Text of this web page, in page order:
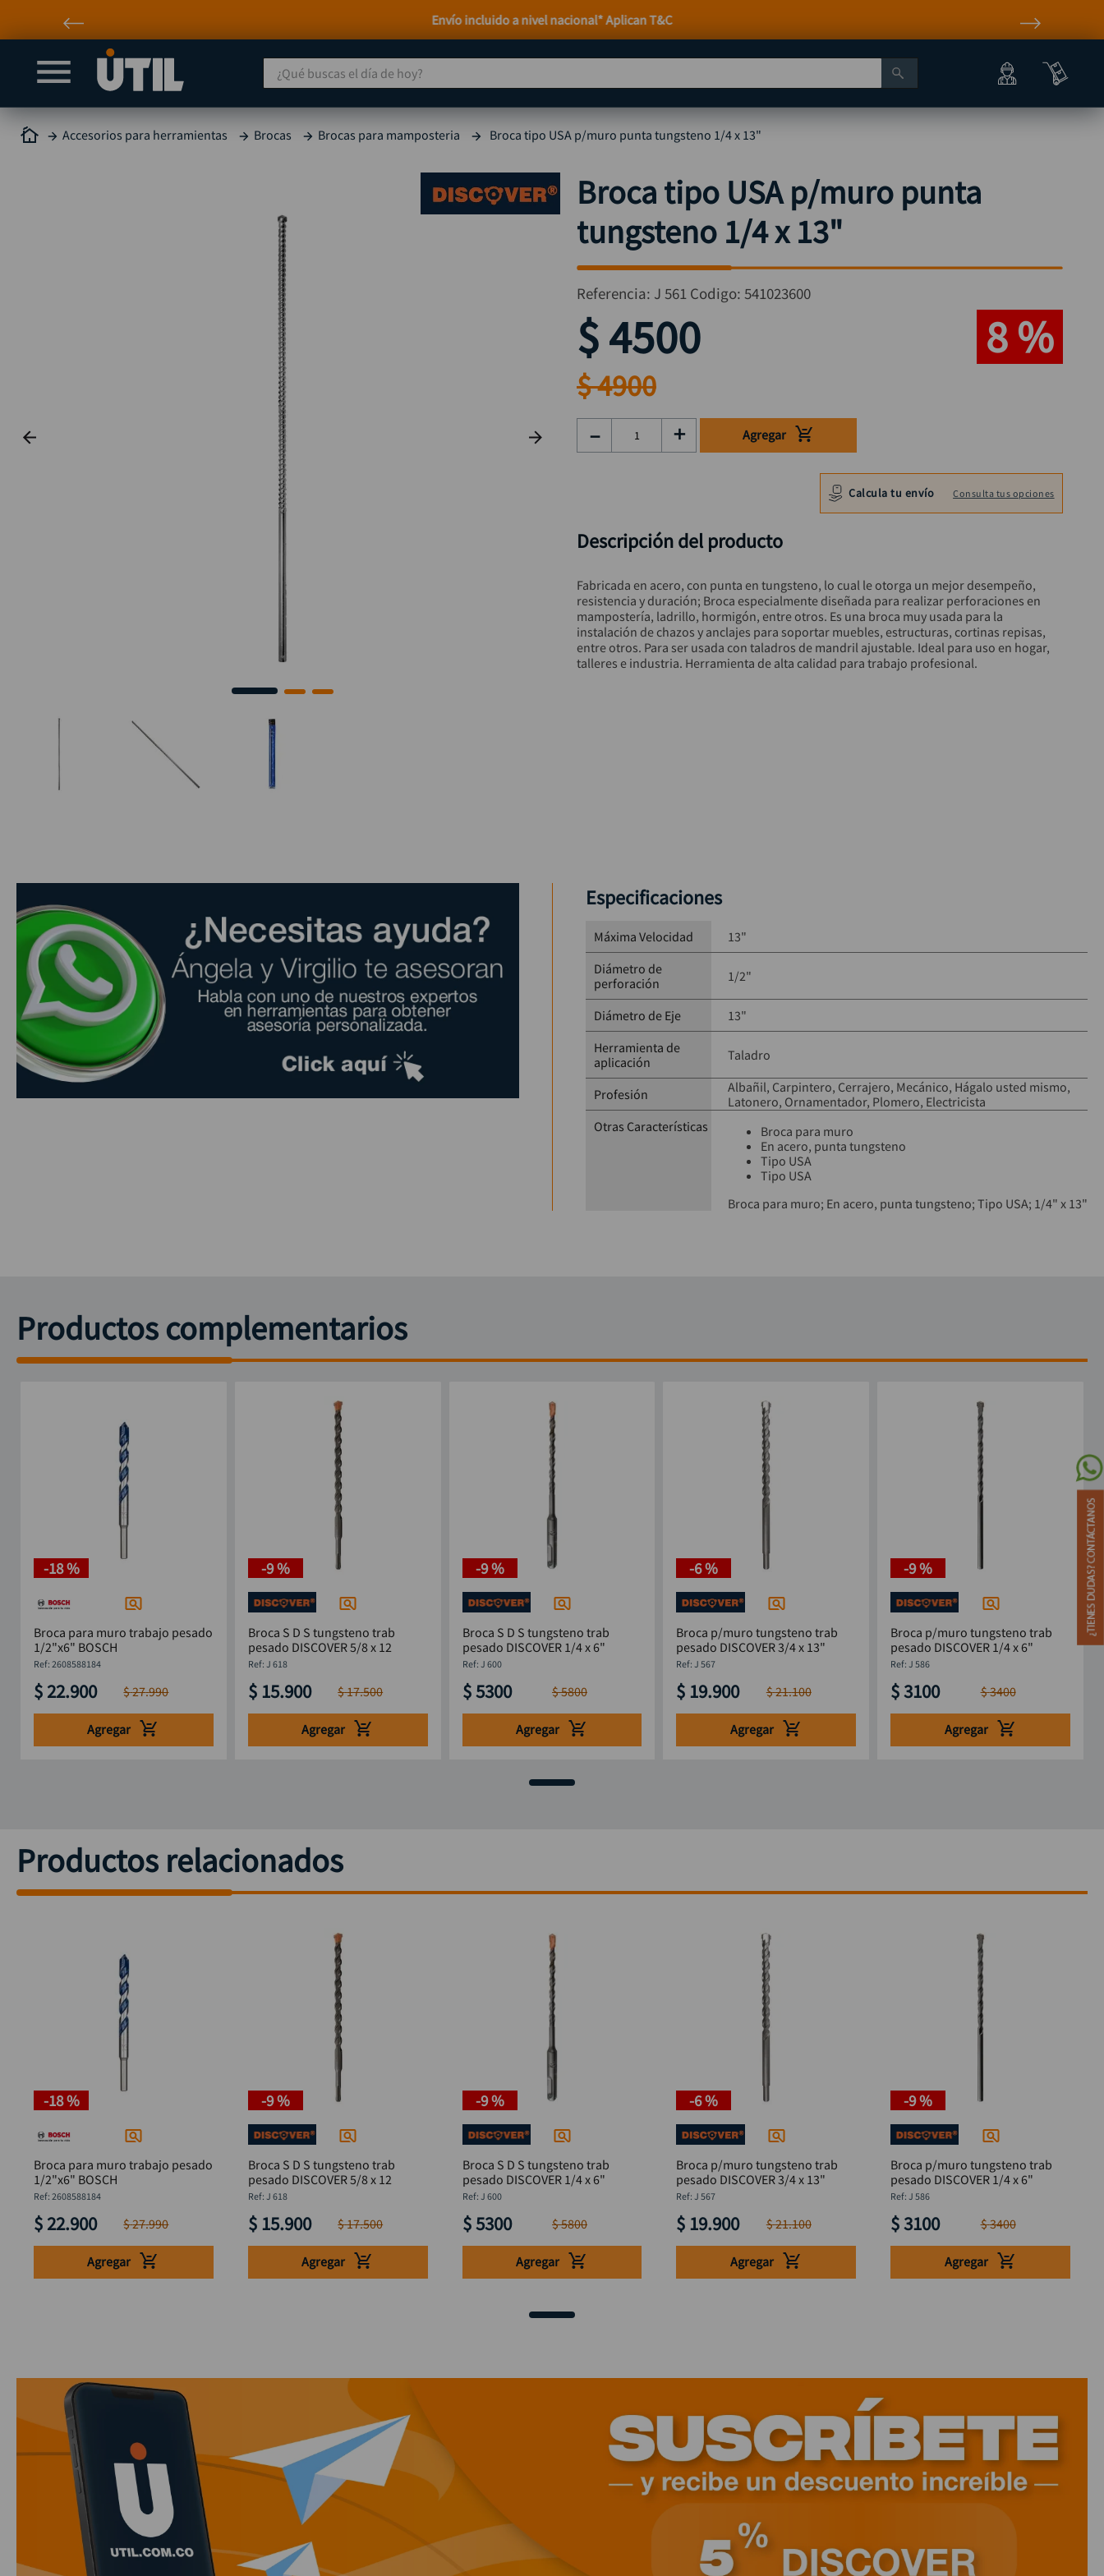
Envío incluido a nivel nacional* Aplican T&C
¿Qué buscas el día de hoy?
Accesorios para herramientas Brocas Brocas para mamposteria Broca tipo USA p/muro punta tungsteno 1/4 x 13"
Broca tipo USA p/muro punta
tungsteno 1/4 x 13"
Referencia: J 561 Codigo: 541023600
$4500 8 %
$4900
＋
－ Agregar
Calcula tu envío Consulta tus opciones
Descripción del producto
Fabricada en acero, con punta en tungsteno, lo cual le otorga un mejor desempeño,
resistencia y duración; Broca especialmente diseñada para realizar perforaciones en
mampostería, ladrillo, hormigón, entre otros. Es una broca muy usada para la
instalación de chazos y anclajes para soportar muebles, estructuras, cortinas repisas,
entre otros. Para ser usada con taladros de mandril ajustable. Ideal para uso en hogar,
talleres e industria. Herramienta de alta calidad para trabajo profesional.
Especificaciones
Máxima Velocidad
13"
Diámetro de
perforación
1/2"
Diámetro de Eje
13"
Herramienta de
aplicación
Taladro
Profesión Albañil Carpintero Cerrajero Mecánico Hágalo usted mismo
Latonero Ornamentador Plomero Electricista
Otras Características
Broca para muro
En acero, punta tungsteno
Tipo USA
Tipo USA
Broca para muro; En acero, punta tungsteno; Tipo USA; 1/4" x 13"
Productos complementarios
-18 %
Broca para muro trabajo pesado
1/2"x6" BOSCH
: 2608588184
$ 22.900 $27.990
Agregar
-9 %
Broca S D S tungsteno trab
pesado DISCOVER 5/8 x 12
: J 618
$ 15.900 $17.500
Agregar
-9 %
Broca S D S tungsteno trab
pesado DISCOVER 1/4 x 6"
: J 600
$5300 $5800
Agregar
-6 %
Broca p/muro tungsteno trab
pesado DISCOVER 3/4 x 13"
:J 567
$ 19.900 $21.100
Agregar
-9 %
Broca p/muro tungsteno trab
pesado DISCOVER 1/4 x 6"
:J 586
$3100 $3400
Agregar
Productos relacionados
-18 %
Broca para muro trabajo pesado
1/2"x6" BOSCH
: 2608588184
$ 22.900 $27.990
Agregar
-9 %
Broca S D S tungsteno trab
pesado DISCOVER 5/8 x 12
: J 618
$ 15.900 $17.500
Agregar
-9 %
Broca S D S tungsteno trab
pesado DISCOVER 1/4 x 6"
: J 600
$5300 $5800
Agregar
-6 %
Broca p/muro tungsteno trab
pesado DISCOVER 3/4 x 13"
:J 567
$ 19.900 $21.100
Agregar
-9 %
Broca p/muro tungsteno trab
pesado DISCOVER 1/4 x 6"
:J 586
$3100 $3400
Agregar
TÉRMINOS MÁS BUSCADOS
1. taladro
compresor